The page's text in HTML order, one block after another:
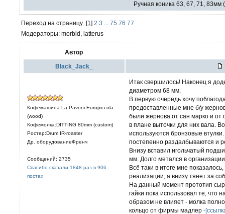
Ручная коника 63, 67, 71, 83мм
Переход на страницу [1 ] 2 3 75 76 77
Модераторы: morbid, latterus
Автор
Black_Jack_
Кофемашина:La Pavoni Europiccola
(wood)
Кофемолка:DITTING 80mm (custom)
Ростер:Drum IR-roaster
Др. оборудованиеФренч
Сообщений: 2735
Спасибо сказали 1848 раз в 906
постах
Итак свершилось! Наконец я
диаметром 68 мм.
В первую очередь хочу
предоставленные мне б/у
были жернова от сан марко и
в плане выточки для них вала.
используются бронзовые
постепенно раздалбываются и
Внизу вставил игольчатый
мм. Долго метался в
Всё таки в итоге мне
реализации, а внизу тянет за
На данный момент прототип
гайки пока использовал те, что
образом не влияет - молка
кольцо от фирмы мадлер -